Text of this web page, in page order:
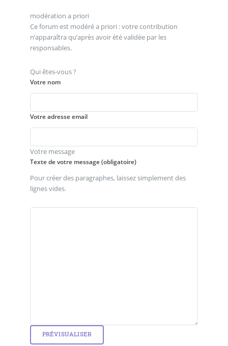
modération a priori
Ce forum est modéré a priori : votre contribution
n’apparaîtra qu’après avoir été validée par les
responsables.
Qui êtes-vous ?
Votre nom
Votre adresse email
Votre message
Texte de votre message (obligatoire)
Pour créer des paragraphes, laissez simplement des
lignes vides.